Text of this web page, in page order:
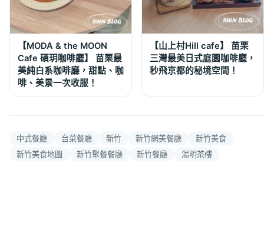
【MODA & the MOON
Cafe 碩玥咖啡廳】 苗栗最
美純白系咖啡廳，甜點、咖
啡、美景一次收服！
【山上村Hill cafe】 苗栗
三灣最美日式庭園咖啡廳，
秒飛京都的秘境空間！
中式餐廳 台菜餐廳 新竹 新竹網美餐廳
新竹美食
新竹美食地圖
新竹聚餐餐廳 新竹餐廳 湯明茶樓